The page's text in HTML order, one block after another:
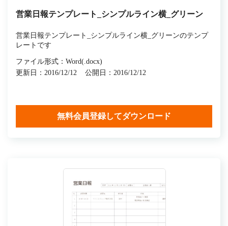
営業日報テンプレート_シンプルライン横_グリーン
営業日報テンプレート_シンプルライン横_グリーンのテンプ
レートです
ファイル形式：Word(.docx)
更新日：2016/12/12
公開日：2016/12/12
無料会員登録してダウンロード